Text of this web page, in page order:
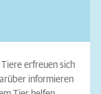
erfreuen sich
informieren